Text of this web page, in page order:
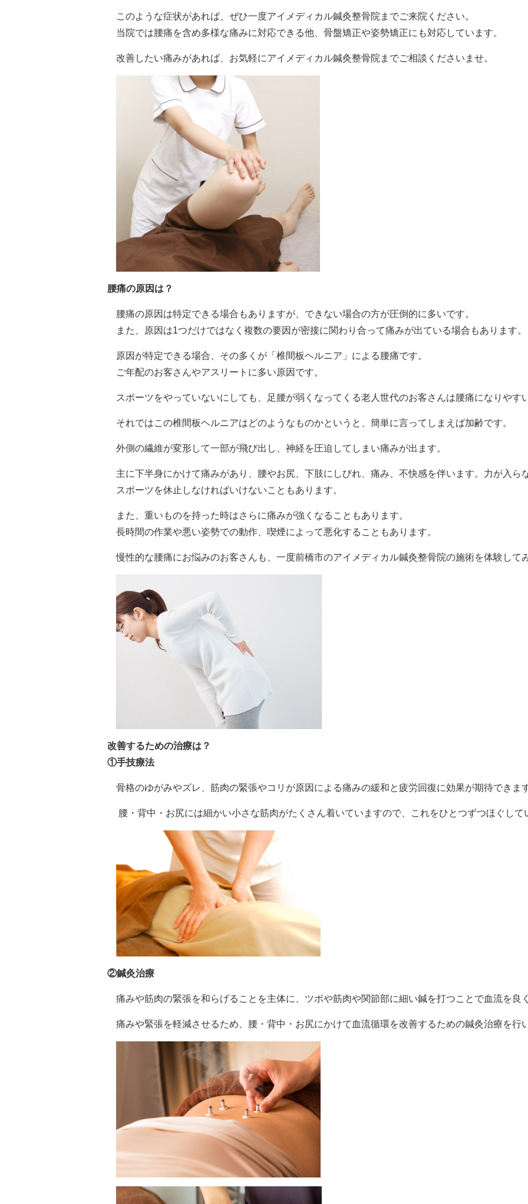
このような症状があれば、ぜひ一度アイメディカル鍼灸整骨院までご来院ください。
当院では腰痛を含め多様な痛みに対応できる他、骨盤矯正や姿勢矯正にも対応しています。
改善したい痛みがあれば、お気軽にアイメディカル鍼灸整骨院までご相談くださいませ。
腰痛の原因は？
腰痛の原因は特定できる場合もありますが、できない場合の方が圧倒的に多いです。
また、原因は1つだけではなく複数の要因が密接に関わり合って痛みが出ている場合もあります。
原因が特定できる場合、その多くが「椎間板ヘルニア」による腰痛です。
ご年配のお客さんやアスリートに多い原因です。
スポーツをやっていないにしても、足腰が弱くなってくる老人世代のお客さんは腰痛になりやす
それではこの椎間板ヘルニアはどのようなものかというと、簡単に言ってしまえば加齢です。
外側の繊維が変形して一部が飛び出し、神経を圧迫してしまい痛みが出ます。
主に下半身にかけて痛みがあり、腰やお尻、下肢にしびれ、痛み、不快感を伴います。力が入ら
スポーツを休止しなければいけないこともあります。
また、重いものを持った時はさらに痛みが強くなることもあります。
長時間の作業や悪い姿勢での動作、喫煙によって悪化することもあります。
慢性的な腰痛にお悩みのお客さんも、一度前橋市のアイメディカル鍼灸整骨院の施術を体験して
改善するための治療は？
①手技療法
骨格のゆがみやズレ、筋肉の緊張やコリが原因による痛みの緩和と疲労回復に効果が期待できます
腰・背中・お尻には細かい小さな筋肉がたくさん着いていますので、これをひとつずつほぐして
②鍼灸治療
痛みや筋肉の緊張を和らげることを主体に、ツボや筋肉や関節部に細い鍼を打つことで血流を良
痛みや緊張を軽減させるため、腰・背中・お尻にかけて血流循環を改善するための鍼灸治療を行